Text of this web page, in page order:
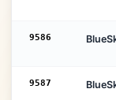
9586
9587